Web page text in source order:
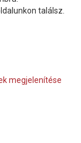
azadatkezelési
fenntartva!
találsz.
megjelenítése